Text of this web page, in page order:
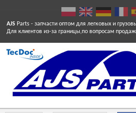
AJS Parts - запчасти оптом для легковых и
Для клиентов из-за границы,по вопросам